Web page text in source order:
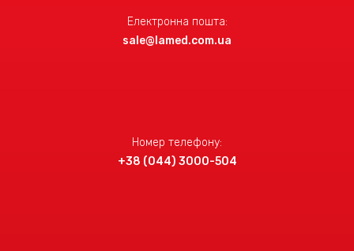
Електронна пошта:
sale@lamed.com.ua
Номер телефону:
+38 (044) 3000-504